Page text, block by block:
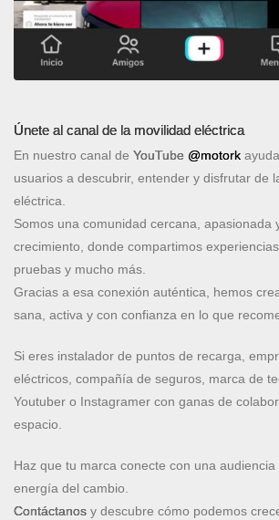
Únete al canal de la movilidad eléctrica
En nuestro canal de YouTube @motork
usuarios a descubrir, entender y disfrutar de
eléctrica.
Somos una comunidad cercana, apasionada
crecimiento, donde compartimos
pruebas y mucho más.
Gracias a esa conexión auténtica, hemos
sana, activa y con confianza en lo que
Si eres instalador de puntos de recarga,
eléctricos, compañía de seguros, marca de
Youtuber o Instagramer con ganas de
espacio.
Haz que tu marca conecte con una
energía del cambio.
Contáctanos y descubre cómo podemos